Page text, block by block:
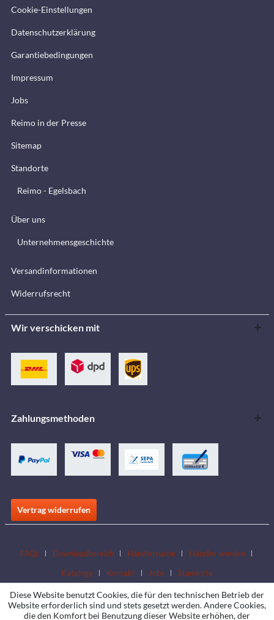
Cookie-Einstellungen
Datenschutzerklärung
Garantiebedingungen
Impressum
Jobs
Reimo in der Presse
Sitemap
Standorte
Reimo - Egelsbach
Über uns
Unternehmensgeschichte
Versandinformationen
Widerrufsrecht
Wir verschicken mit
Zahlungsmethoden
Vertrag widerrufen
FAQs Downloadbereich Händlersuche
Händler werden
Kataloge
Kontakt Jobs Standorte
Diese Website benutzt Cookies, die für den technischen Betrieb der
Website erforderlich sind und stets gesetzt werden. Andere Cookies,
die den Komfort bei Benutzung dieser Website erhöhen, der